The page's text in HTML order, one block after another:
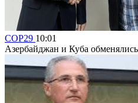
COP29 10:01
Азербайджан и Куба